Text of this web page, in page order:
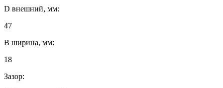
D внешний, мм:
47
B ширина, мм:
18
Зазор: